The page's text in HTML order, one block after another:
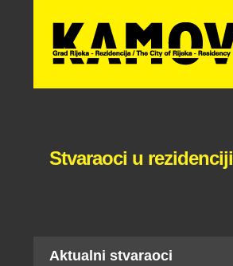
Stvaraoci u rezidenciji
Aktualni stvaraoci